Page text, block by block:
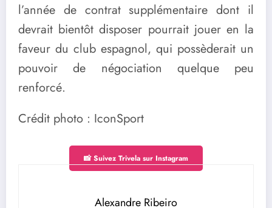
l’année de contrat supplémentaire dont il
devrait bientôt disposer pourrait jouer en la
faveur du club espagnol, qui possèderait un
pouvoir de négociation quelque peu
renforcé.
Crédit photo : IconSport
📸 Suivez Trivela sur Instagram
Alexandre Ribeiro